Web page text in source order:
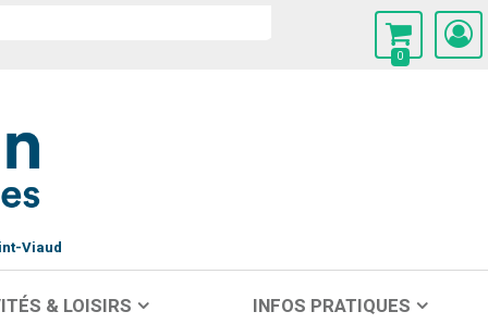
0
Viaud
& LOISIRS INFOS PRATIQUES